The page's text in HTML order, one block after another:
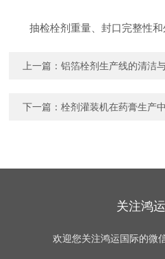
抽检栓剂重量、封口完整性和
上一篇：铝箔栓剂生产线的清洁
下一篇：栓剂灌装机在药膏生产
关注鸿
欢迎您关注鸿运国际的微